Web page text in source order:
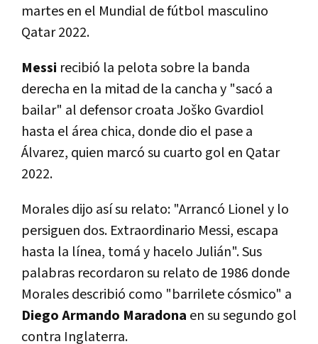
martes en el Mundial de fútbol masculino
Qatar 2022.
Messi recibió la pelota sobre la banda
derecha en la mitad de la cancha y "sacó a
bailar" al defensor croata Joško Gvardiol
hasta el área chica, donde dio el pase a
Álvarez, quien marcó su cuarto gol en Qatar
2022.
Morales dijo así su relato: "Arrancó Lionel y lo
persiguen dos. Extraordinario Messi, escapa
hasta la línea, tomá y hacelo Julián". Sus
palabras recordaron su relato de 1986 donde
Morales describió como "barrilete cósmico" a
Diego Armando Maradona en su segundo gol
contra Inglaterra.